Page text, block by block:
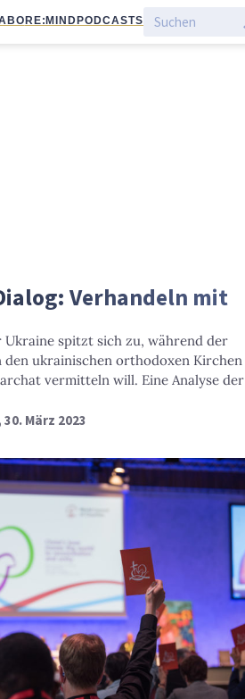
RE:MIND PODCASTS
Verhandeln mit
Ukraine spitzt sich zu, während der
ukrainischen orthodoxen Kirchen
vermitteln will. Eine Analyse der
30. März 2023